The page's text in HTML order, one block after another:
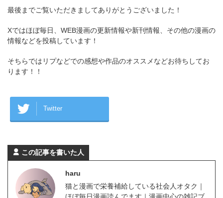
最後までご覧いただきましてありがとうございました！
Xではほぼ毎日、WEB漫画の更新情報や新刊情報、その他の漫画の
情報などを投稿しています！
そちらではリプなどでの感想や作品のオススメなどお待ちしてお
ります！！
Twitter
この記事を書いた人
haru
猫と漫画で栄養補給している社会人オタク｜